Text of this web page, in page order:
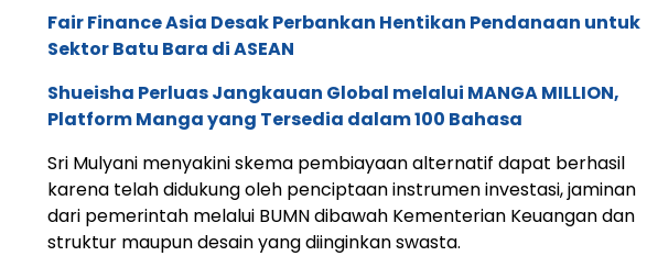
Fair Finance Asia Desak Perbankan Hentikan Pendanaan untuk
Sektor Batu Bara di ASEAN
Shueisha Perluas Jangkauan Global melalui MANGA MILLION,
Platform Manga yang Tersedia dalam 100 Bahasa
Sri Mulyani menyakini skema pembiayaan alternatif dapat berhasil
karena telah didukung oleh penciptaan instrumen investasi, jaminan
dari pemerintah melalui BUMN dibawah Kementerian Keuangan dan
struktur maupun desain yang diinginkan swasta.